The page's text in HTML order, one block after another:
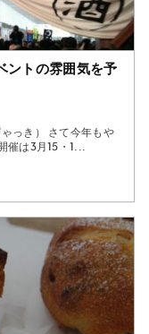
ントの雰囲気を予
っき） さて今年もや
催は3月15・1...